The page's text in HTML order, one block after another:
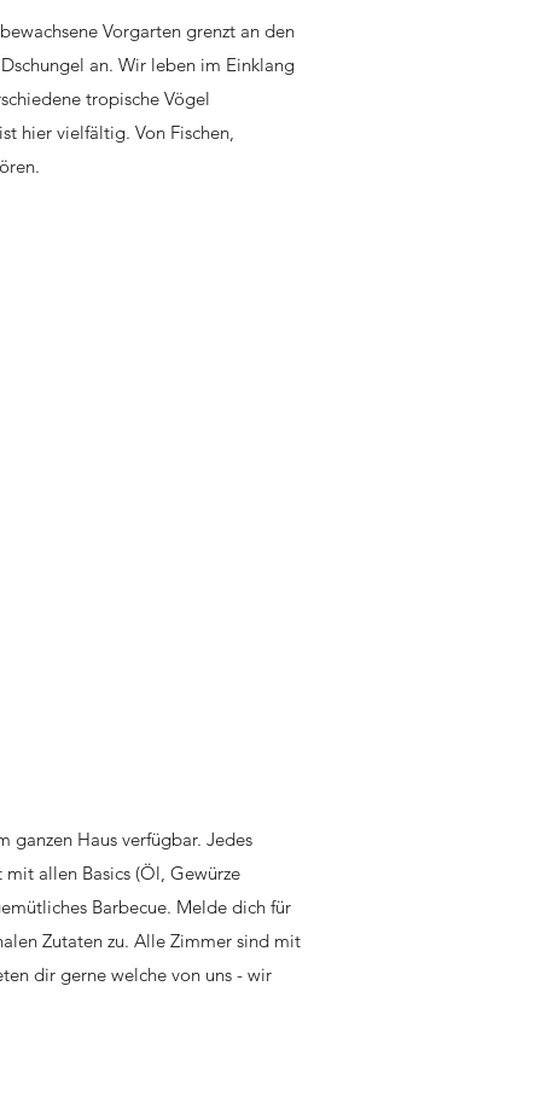
Vorgarten grenzt an den
an. Wir leben im Einklang
tropische Vögel
hier vielfältig. Von Fischen,
Haus verfügbar. Jedes
allen Basics (Öl, Gewürze
Barbecue. Melde dich für
Zutaten zu. Alle Zimmer sind mit
dir gerne welche von uns - wir